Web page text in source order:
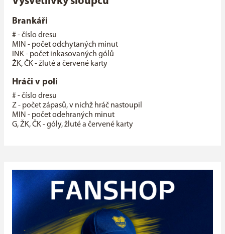
Brankáři
# - číslo dresu
MIN - počet odchytaných minut
INK - počet inkasovaných gólů
ŽK, ČK - žluté a červené karty
Hráči v poli
# - číslo dresu
Z - počet zápasů, v nichž hráč nastoupil
MIN - počet odehraných minut
G, ŽK, ČK - góly, žluté a červené karty